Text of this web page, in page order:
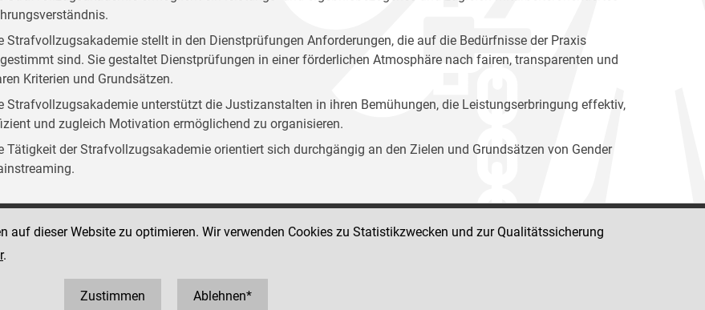
Strafvollzugsakademie stellt in den Dienstprüfungen Anforderungen, die auf die Bedürfnisse der Praxis
sind. Sie gestaltet Dienstprüfungen in einer förderlichen Atmosphäre nach fairen, transparenten und
Kriterien und Grundsätzen.
Strafvollzugsakademie unterstützt die Justizanstalten in ihren Bemühungen, die Leistungserbringung effektiv,
und zugleich Motivation ermöglichend zu organisieren.
Tätigkeit der Strafvollzugsakademie orientiert sich durchgängig an den Zielen und Grundsätzen von Gender
12
358810
Social Media Kanäle
auf dieser Website zu optimieren. Wir verwenden Cookies zu Statistikzwecken und zur Qualitätssicherung
.
Zustimmen Ablehnen*